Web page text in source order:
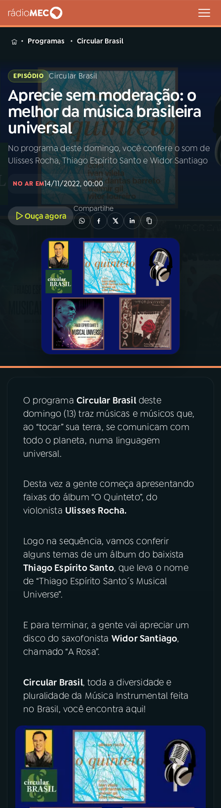
MENU
Buscar
na
Rádio
MEC
Buscar
Início AO VIVO
INÍCIO
A RÁDIO
PROGRAMAÇÃO
PROGRAMAS
PODCASTS
VIDEOCASTS
08 PRÊMIO RÁDIO MEC
ACOMPANHE A RÁDIO MEC
Instagram X
TikTok
Programas Circular Brasil
EPISÓDIO Circular Brasil
Aprecie sem moderação: o
melhor da música brasileira
universal
No programa deste domingo, você confere o som de
Ulisses Rocha, Thiago Espírito Santo e Widor Santiago
NO AR EM14/11/2022, 00:00
Ouça agora
Compartilhe
O programa Circular Brasildeste
domingo (13) traz músicas e músicos que,
ao “tocar” sua terra, se comunicam com
todo o planeta, numa linguagem
universal.
Desta vez a gente começa apresentando
faixas do álbum “O Quinteto”, do
violonista Ulisses Rocha.
Logo na sequência, vamos conferir
alguns temas de um álbum do baixista
Thiago Espírito Santo, que leva o nome
de “Thiago Espírito Santo´s Musical
Universe”.
E para terminar, a gente vai apreciar um
disco do saxofonista Widor Santiago,
chamado “A Rosa”.
Circular Brasil, toda a diversidade e
pluralidade da Música Instrumental feita
no Brasil, você encontra aqui!